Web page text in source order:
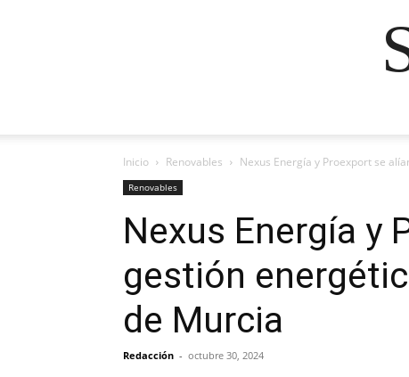
Inicio Renovables Nexus Energía y Proexport se
Renovables
Nexus Energía y
gestión
de Murcia
Redacción - octubre 30, 2024